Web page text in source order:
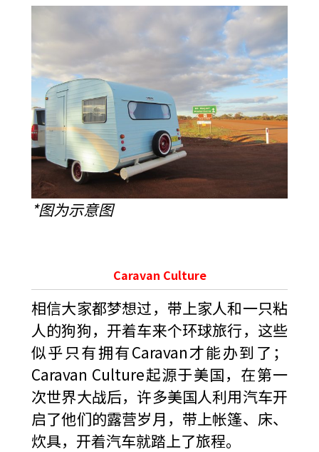
*图为示意图
Caravan Culture
相信大家都梦想过，带上家人和一只粘
人的狗狗，开着车来个环球旅行，这些
似乎只有拥有Caravan才能办到了；
Caravan Culture起源于美国，在第一
次世界大战后，许多美国人利用汽车开
启了他们的露营岁月，带上帐篷、床、
炊具，开着汽车就踏上了旅程。